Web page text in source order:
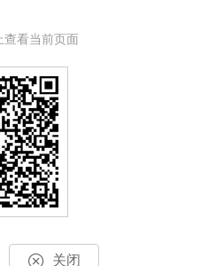
查看当前页面
关闭